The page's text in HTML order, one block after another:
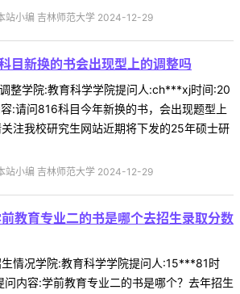
站小编 吉林师范大学 2024-12-29
目新换的书会出现型上的调整吗
整学院:教育科学学院提问人:ch***xj时间:20
:请问816科目今年新换的书，会出现题型上
注我校研究生网站近期将下发的25年硕士研
站小编 吉林师范大学 2024-12-29
教育专业二的书是哪个去招生录取分数
情况学院:教育科学学院提问人:15***81时
内容:学前教育专业二的书是哪个？去年招生